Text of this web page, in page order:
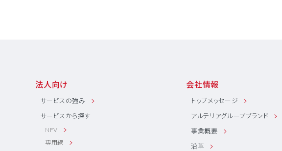
法人向け
サービスの強み
サービスから探す
NFV
専用線
会社情報
トップメッセージ
アルテリアグループブランド
事業概要
沿革